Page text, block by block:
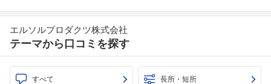
エルソルプロダクツ株式会社
テーマから口コミを探す
すべて 長所・短所